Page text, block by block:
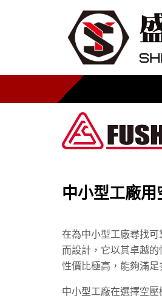
中小型工廠
在為中小型工廠尋找
而設計，它以其卓越
性價比極高，能夠滿足
中小型工廠在選擇空